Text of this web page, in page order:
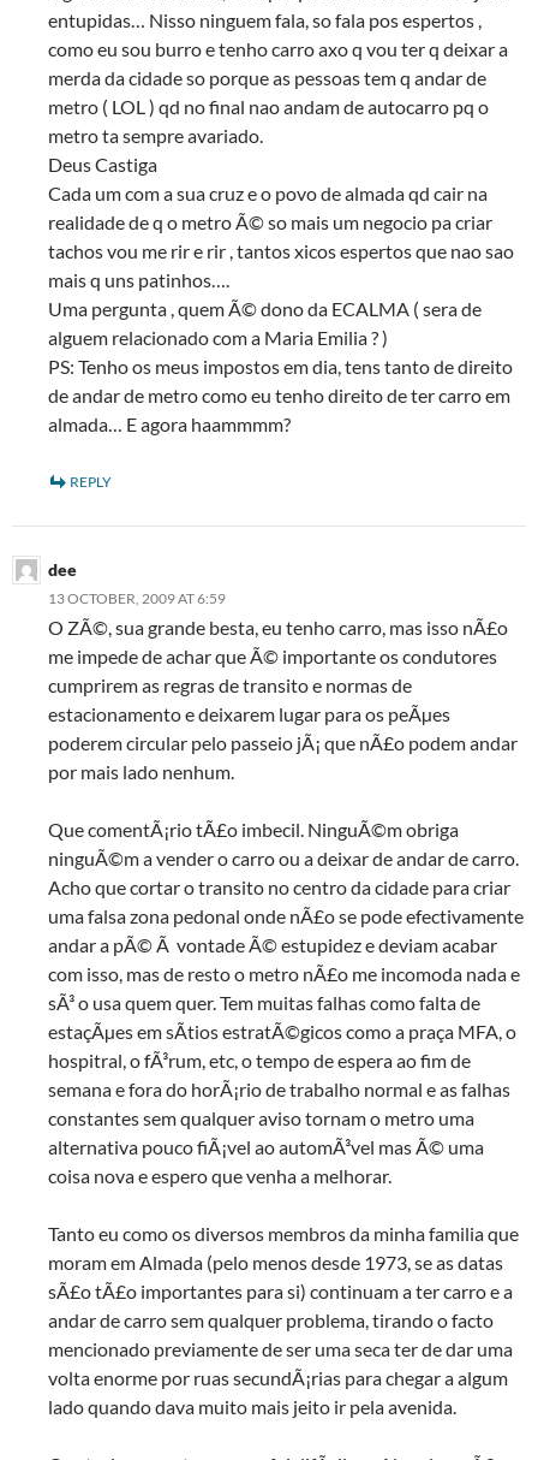
entupidas… Nisso ninguem fala, so fala pos espertos ,
como eu sou burro e tenho carro axo q vou ter q deixar a
merda da cidade so porque as pessoas tem q andar de
metro ( LOL ) qd no final nao andam de autocarro pq o
metro ta sempre avariado.
Deus Castiga
Cada um com a sua cruz e o povo de almada qd cair na
realidade de q o metro Ã© so mais um negocio pa criar
tachos vou me rir e rir , tantos xicos espertos que nao sao
mais q uns patinhos….
Uma pergunta , quem Ã© dono da ECALMA ( sera de
alguem relacionado com a Maria Emilia ? )
PS: Tenho os meus impostos em dia, tens tanto de direito
de andar de metro como eu tenho direito de ter carro em
almada… E agora haammmm?
REPLY
dee
13 OCTOBER, 2009 AT 6:59
O ZÃ©, sua grande besta, eu tenho carro, mas isso nÃ£o
me impede de achar que Ã© importante os condutores
cumprirem as regras de transito e normas de
estacionamento e deixarem lugar para os peÃµes
poderem circular pelo passeio jÃ¡ que nÃ£o podem andar
por mais lado nenhum.
Que comentÃ¡rio tÃ£o imbecil. NinguÃ©m obriga
ninguÃ©m a vender o carro ou a deixar de andar de carro.
Acho que cortar o transito no centro da cidade para criar
uma falsa zona pedonal onde nÃ£o se pode efectivamente
andar a pÃ© Ã vontade Ã© estupidez e deviam acabar
com isso, mas de resto o metro nÃ£o me incomoda nada e
sÃ³ o usa quem quer. Tem muitas falhas como falta de
estaçÃµes em sÃ­tios estratÃ©gicos como a praça MFA, o
hospitral, o fÃ³rum, etc, o tempo de espera ao fim de
semana e fora do horÃ¡rio de trabalho normal e as falhas
constantes sem qualquer aviso tornam o metro uma
alternativa pouco fiÃ¡vel ao automÃ³vel mas Ã© uma
coisa nova e espero que venha a melhorar.
Tanto eu como os diversos membros da minha familia que
moram em Almada (pelo menos desde 1973, se as datas
sÃ£o tÃ£o importantes para si) continuam a ter carro e a
andar de carro sem qualquer problema, tirando o facto
mencionado previamente de ser uma seca ter de dar uma
volta enorme por ruas secundÃ¡rias para chegar a algum
lado quando dava muito mais jeito ir pela avenida.